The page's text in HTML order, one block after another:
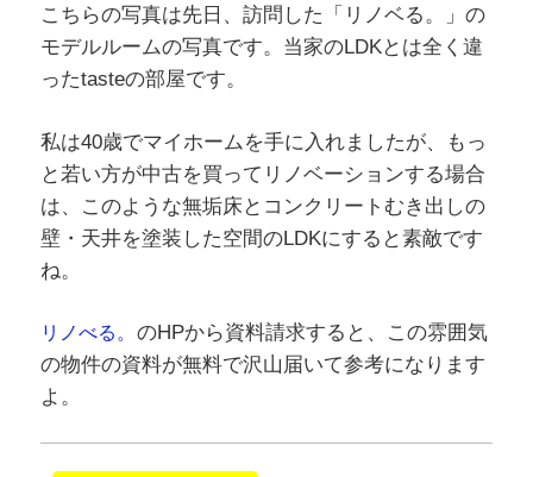
こちらの写真は先日、訪問した「リノベる。」の
モデルルームの写真です。当家のLDKとは全く違
ったtasteの部屋です。
私は40歳でマイホームを手に入れましたが、もっ
と若い方が中古を買ってリノベーションする場合
は、このような無垢床とコンクリートむき出しの
壁・天井を塗装した空間のLDKにすると素敵です
ね。
リノべる。 のHPから資料請求すると、この雰囲気
の物件の資料が無料で沢山届いて参考になります
よ。